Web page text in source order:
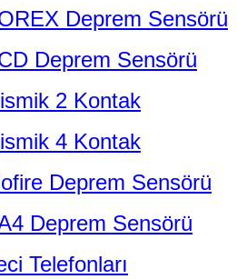
Deprem Sensörü
Deprem Sensörü
2 Kontak
4 Kontak
Deprem Sensörü
Deprem Sensörü
Telefonları